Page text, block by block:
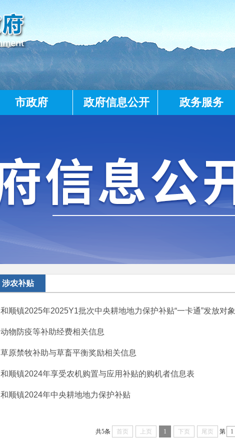
市政府 政府信息公开 政务服务
涉农补贴
和顺镇2025年2025Y1批次中央耕地地力保护补贴“一卡通”发放对象
动物防疫等补助经费相关信息
草原禁牧补助与草畜平衡奖励相关信息
和顺镇2024年享受农机购置与应用补贴的购机者信息表
和顺镇2024年中央耕地地力保护补贴
共5条 首页 上页 1 下页 尾页 第